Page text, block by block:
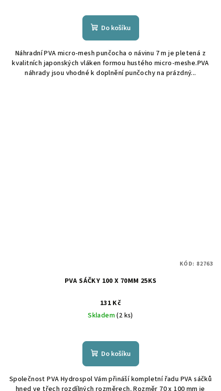
Do košíku
Náhradní PVA micro-mesh punčocha o návinu 7 m je pletená z
kvalitních japonských vláken formou hustého micro-meshe.PVA
náhrady jsou vhodné k doplnění punčochy na prázdný...
PVA SÁČKY 100 X 70MM 25KS
131 Kč
Skladem(2 ks)
Do košíku
Společnost PVA Hydrospol Vám přináší kompletní řadu PVA sáčků
hned ve třech rozdílných rozměrech. Rozměr 70 x 100 mm je
KÓD: 82763